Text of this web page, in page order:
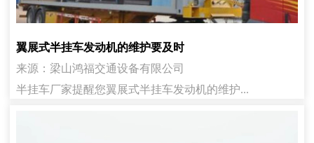
翼展式半挂车发动机的维护要及时
来源：梁山鸿福交通设备有限公司
半挂车厂家提醒您翼展式半挂车发动机的维护...